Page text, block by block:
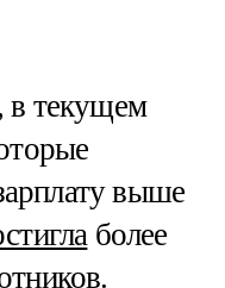
в текущем
выше
более